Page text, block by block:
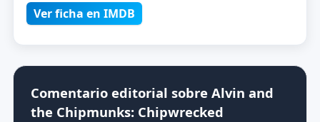
Ver ficha en IMDB
Comentario editorial sobre Alvin and
the Chipmunks: Chipwrecked